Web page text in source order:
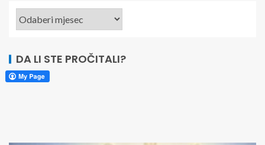
DA LI STE PROČITALI?